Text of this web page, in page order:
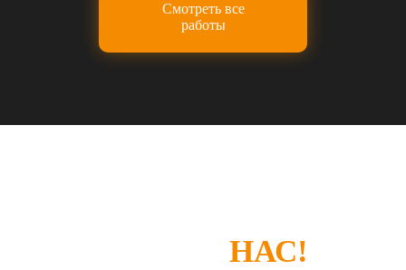
Смотреть все
работы
НАС!